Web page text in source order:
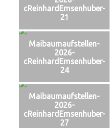
cReinhardEmsenhuber-
21
Maibaumaufstellen-
2026-
cReinhardEmsenhuber-
24
Maibaumaufstellen-
2026-
cReinhardEmsenhuber-
27